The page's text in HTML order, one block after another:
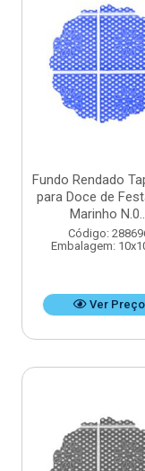
Fundo Rendado
para Doce de
Marinho
Código:
Embalagem:
Ver Preço